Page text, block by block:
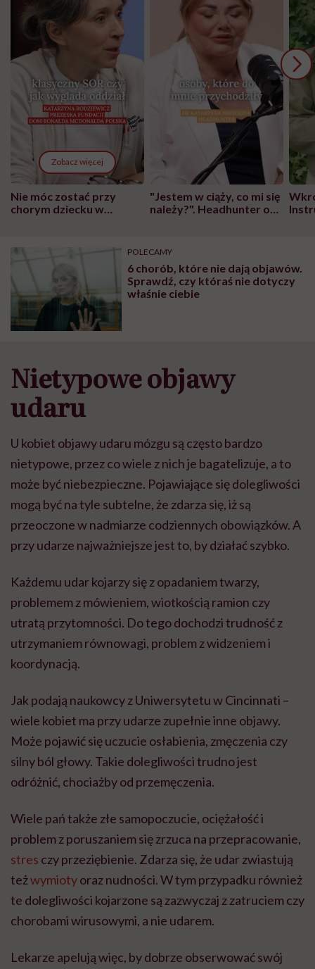
Zobacz więcej
Nie móc zostać przy
chorym dziecku w
może chyba tylko
wyobraźni"
"Jestem w ciąży, co mi się
należy?". Headhunter o
pracy
POLECAMY
6 chorób, które nie dają objawów.
Sprawdź, czy któraś nie dotyczy
właśnie ciebie
Nietypowe objawy
udaru
U kobiet objawy udaru mózgu są często bardzo
nietypowe, przez co wiele z nich je bagatelizuje, a to
może byćniebezpieczne. Pojawiające siędolegliwości
mogą byćna tyle subtelne, że zdarza się, iżsą
przeoczone w nadmiarze codziennych obowiązków. A
przy udarze najważniejsze jest to, by działaćszybko.
Każdemu udar kojarzy sięz opadaniem twarzy,
problemem z mówieniem, wiotkością ramion czy
utratą przytomności. Do tego dochodzi trudnośćz
utrzymaniem równowagi, problem z widzeniem i
koordynacją.
Jak podają naukowcy z Uniwersytetu w Cincinnati –
wiele kobiet ma przy udarze zupełnie inne objawy.
Może pojawićsięuczucie osłabienia, zmęczenia czy
silny ból głowy. Takie dolegliwości trudno jest
odróżnić, chociażby od przemęczenia.
Wiele pańtakże złe samopoczucie, ociężałośći
problem z poruszaniem sięzrzuca na przepracowanie,
stres czy przeziębienie. Zdarza się, że udar zwiastują
teżwymiotyoraz nudności. W tym przypadku również
te dolegliwości kojarzone są zazwyczaj z zatruciem czy
chorobami wirusowymi, a nie udarem.
Lekarze apelująwięc, by dobrze obserwowaćswój